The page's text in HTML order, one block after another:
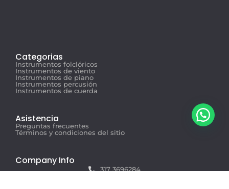
Categorias
Instrumentos folclóricos
Instrumentos de viento
Instrumentos de piano
Instrumentos percusión
Instrumentos de cuerda
Asistencia
Preguntas frecuentes
Términos y condiciones del sitio
Company Info
317 3696284